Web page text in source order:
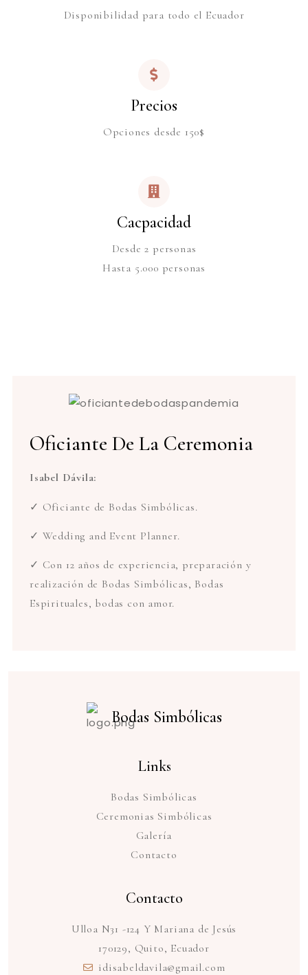
Disponibilidad para todo el Ecuador
Precios
Opciones desde 150$
Cacpacidad
Desde 2 personas
Hasta 5.000 personas
Oficiante De La Ceremonia
Isabel Dávila:
✓ Oficiante de Bodas Simbólicas.
✓ Wedding and Event Planner.
✓ Con 12 años de experiencia, preparación y
realización de Bodas Simbólicas, Bodas
Espirituales, bodas con amor.
Bodas Simbólicas
Links
Bodas Simbólicas
Ceremonias Simbólicas
Galería
Contacto
Contacto
Ulloa N31 -124 Y Mariana de Jesús
170129, Quito, Ecuador
idisabeldavila@gmail.com